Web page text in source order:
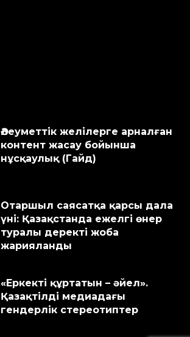
Әлеуметтік желілерге арналған
контент жасау бойынша
нұсқаулық (Гайд)
Отаршыл саясатқа қарсы дала
үні: Қазақстанда ежелгі өнер
туралы деректі жоба
жарияланды
«Еркекті құртатын – әйел».
Қазақтілді медиадағы
гендерлік стереотиптер